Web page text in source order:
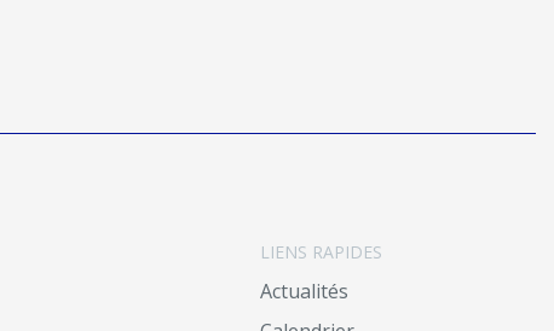
LIENS RAPIDES
Actualités